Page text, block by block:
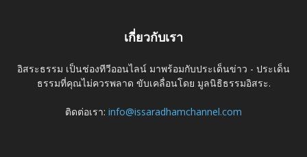
เกี่ยวกับเรา
อิสระธรรม เป็นช่องทีวีออนไลน์ มาพร้อมกับประเด็นข่าว - ประเด็น
ธรรมที่คุณไม่ควรพลาด ขับเคลื่อนโดย มูลนิธิธรรมอิสระ.
ติดต่อเรา: info@issaradhamchannel.com